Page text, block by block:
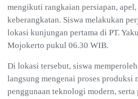
mengikuti rangkaian persiapan,
keberangkatan. Siswa melakukan
lokasi kunjungan pertama di PT.
Mojokerto pukul 06.30 WIB.
Di lokasi tersebut, siswa
langsung mengenai proses produksi
penggunaan teknologi modern,